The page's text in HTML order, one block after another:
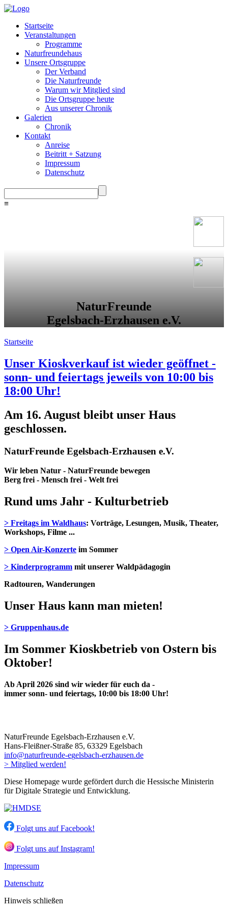
Startseite
Veranstaltungen
Programme
Naturfreundehaus
Unsere Ortsgruppe
Der Verband
Die Naturfreunde
Warum wir Mitglied sind
Die Ortsgruppe heute
Aus unserer Chronik
Galerien
Chronik
Kontakt
Anreise
Beitritt + Satzung
Impressum
Datenschutz
≡
NaturFreunde
Egelsbach-Erzhausen e.V.
Startseite
Unser Kioskverkauf ist wieder geöffnet -
sonn- und feiertags jeweils von 10:00 bis
18:00 Uhr!
Am 16. August bleibt unser Haus
geschlossen.
NaturFreunde Egelsbach-Erzhausen e.V.
Wir leben Natur - NaturFreunde bewegen
Berg frei - Mensch frei - Welt frei
Rund ums Jahr - Kulturbetrieb
> Freitags im Waldhaus: Vorträge, Lesungen, Musik, Theater,
Workshops, Filme ...
> Open Air-Konzerte im Sommer
> Kinderprogramm mit unserer Waldpädagogin
Radtouren, Wanderungen
Unser Haus kann man mieten!
> Gruppenhaus.de
Im Sommer Kioskbetrieb von Ostern bis
Oktober!
Ab April 2026 sind wir wieder für euch da -
immer sonn- und feiertags, 10:00 bis 18:00 Uhr!
NaturFreunde Egelsbach-Erzhausen e.V.
Hans-Fleißner-Straße 85, 63329 Egelsbach
info naturfreunde-egelsbach-erzhausen.de
> Mitglied werden!
Diese Homepage wurde gefördert durch die Hessische Ministerin
für Digitale Strategie und Entwicklung.
Folgt uns auf Facebook!
Folgt uns auf Instagram!
Impressum
Datenschutz
Hinweis schließen